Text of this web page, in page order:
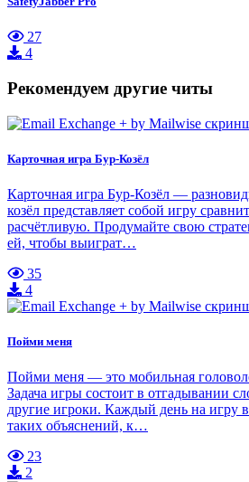
27
4
Рекомендуем другие читы
Карточная игра Бур-Козёл
Карточная игра Бур-Козёл —
козёл представляет собой игру
расчётливую. Продумайте свою
ей, чтобы выиграт…
35
4
Пойми меня
Пойми меня — это мобильная
Задача игры состоит в отгадывании
другие игроки. Каждый день на игру
таких объяснений, к…
23
2